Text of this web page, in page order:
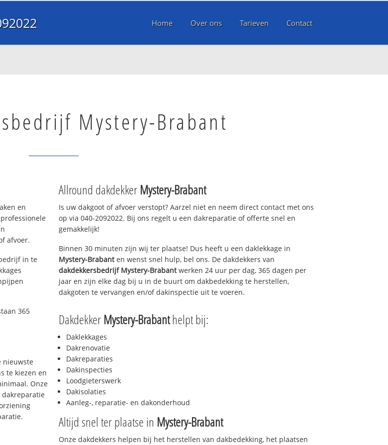
Home Over ons Tarieven Contact
Mystery-Brabant
en
afvoer.
in te
365
nieuwste
te kiezen en
Onze
Allround dakdekker Mystery-Brabant
Is uw dakgoot of afvoer verstopt? Aarzel niet en neem direct contact met ons
op via 040-2092022. Bij ons regelt u een dakreparatie of offerte snel en
gemakkelijk!
Binnen 30 minuten zijn wij ter plaatse! Dus heeft u een daklekkage in
Mystery-Brabanten wenst snel hulp, bel ons. De dakdekkers van
dakdekkersbedrijf Mystery-Brabant werken 24 uur per dag, 365 dagen per
jaar en zijn elke dag bij u in de buurt om dakbedekking te herstellen,
dakgoten te vervangen en/of dakinspectie uit te voeren.
Dakdekker Mystery-Brabanthelpt bij:
Daklekkages
Dakrenovatie
Dakreparaties
Dakinspecties
Loodgieterswerk
Dakisolaties
Aanleg-, reparatie- en dakonderhoud
Altijd snel ter plaatse in Mystery-Brabant
Onze dakdekkers helpen bij het herstellen van dakbedekking, het plaatsen